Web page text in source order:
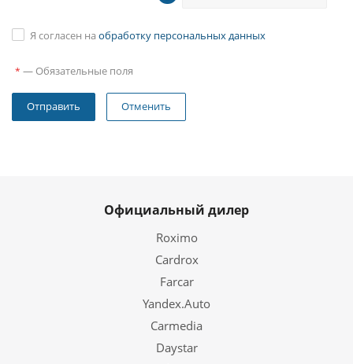
Я согласен на обработку персональных данных
* — Обязательные поля
Отменить
Официальный дилер
Roximo
Cardrox
Farcar
Yandex.Auto
Carmedia
Daystar